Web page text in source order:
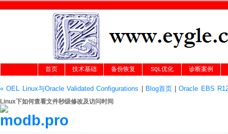
首页 技术基础 备份恢复 SQL优化 诊断案例
« OEL Linux与Oracle Validated Configurations Blog首页|Oracle EBS
Linux下如何查看文件秒级修改及访问时间